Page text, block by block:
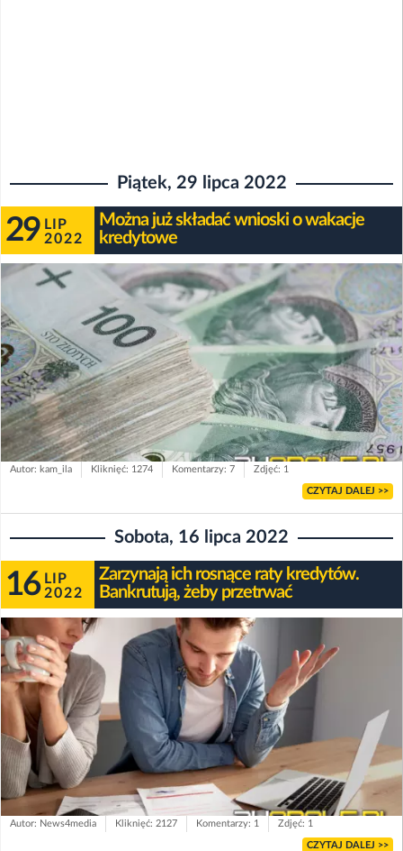
Piątek, 29 lipca 2022
29 LIP
2022
Można już składać wnioski o wakacje
kredytowe
Autor: kam_ila Kliknięć: 1274 Komentarzy: 7 Zdjęć: 1
CZYTAJ DALEJ >>
Sobota, 16 lipca 2022
16 LIP
2022
Zarzynają ich rosnące raty kredytów.
Bankrutują, żeby przetrwać
Autor: News4media Kliknięć: 2127 Komentarzy: 1 Zdjęć: 1
CZYTAJ DALEJ >>